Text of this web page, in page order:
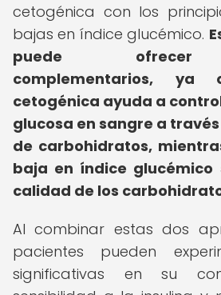
cetogénica con los
bajas en índice glucémico.
puede ofrecer
complementarios,
cetogénica ayuda a
glucosa en sangre a
de carbohidratos,
baja en índice glucémico
calidad de los
Al combinar estas dos
pacientes pueden
significativas en su